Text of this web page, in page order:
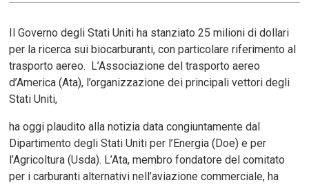
Il Governo degli Stati Uniti ha stanziato 25 milioni di dollari
per la ricerca sui biocarburanti, con particolare riferimento al
trasporto aereo. L’Associazione del trasporto aereo
d’America (Ata), l’organizzazione dei principali vettori degli
Stati Uniti,
ha oggi plaudito alla notizia data congiuntamente dal
Dipartimento degli Stati Uniti per l’Energia (Doe) e per
l’Agricoltura (Usda). L’Ata, membro fondatore del comitato
per i carburanti alternativi nell’aviazione commerciale, ha